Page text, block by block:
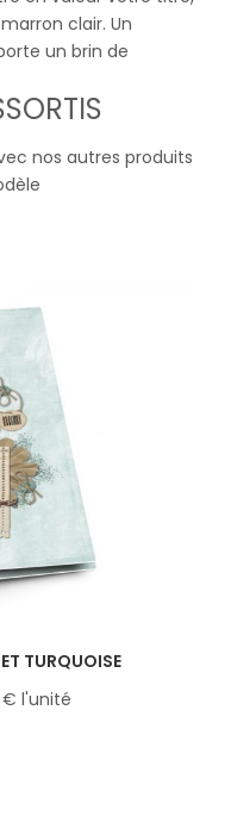
clair. Un
un brin de
nos autres produits
TURQUOISE
l'unité